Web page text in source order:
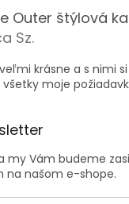
Outer štýlová
produktu je 5 z 5
Sz.
krásne a s nimi
moje
my Vám budeme
na našom e-shope.